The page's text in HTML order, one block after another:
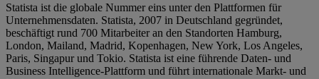
Statista ist die globale Nummer eins unter den Plattformen für
Unternehmensdaten. Statista, 2007 in Deutschland gegründet,
beschäftigt rund 700 Mitarbeiter an den Standorten Hamburg,
London, Mailand, Madrid, Kopenhagen, New York, Los Angeles,
Paris, Singapur und Tokio. Statista ist eine führende Daten- und
Business Intelligence-Plattform und führt internationale Markt- und